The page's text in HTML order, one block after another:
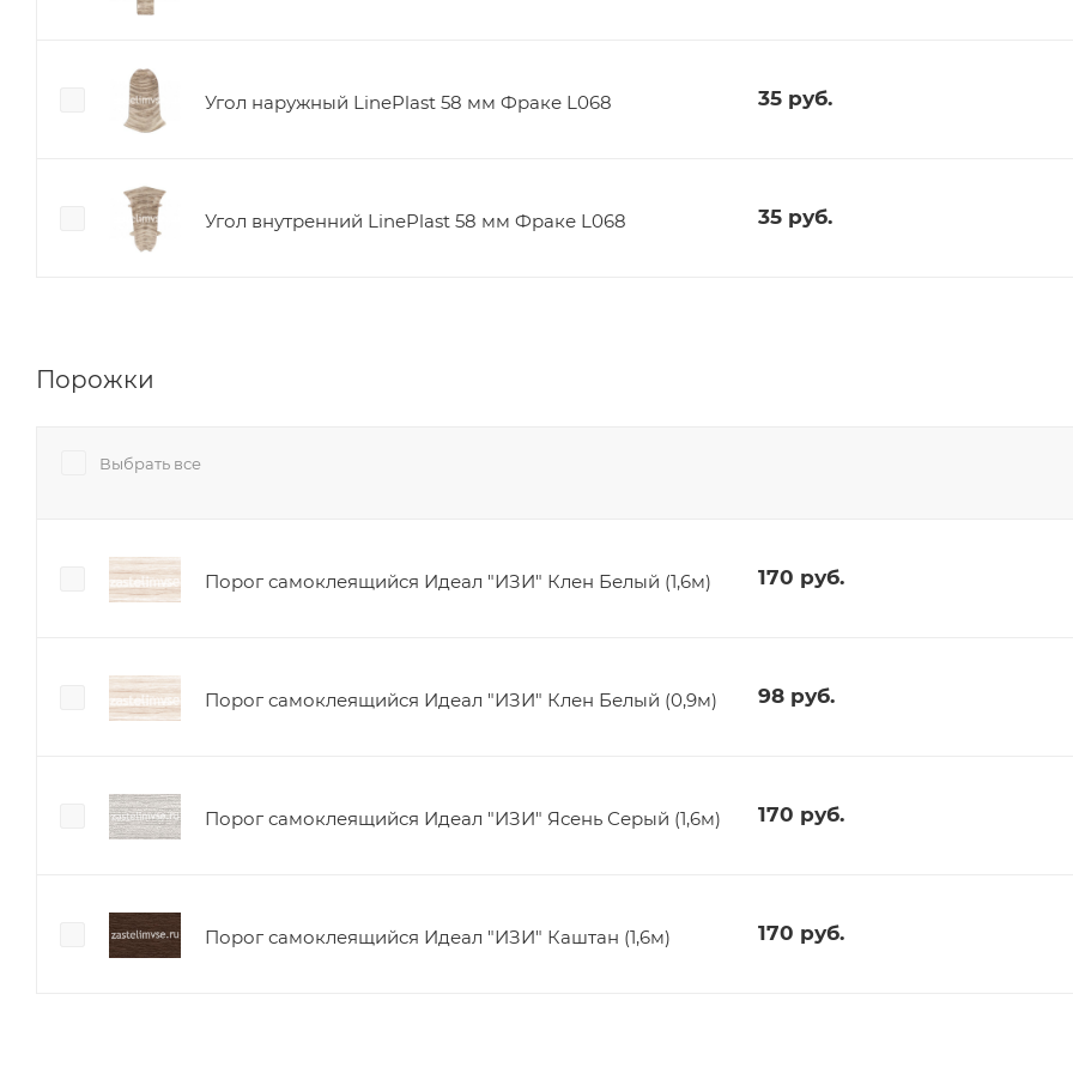
Угол наружный LinePlast 58 мм Фраке L068 35руб.
Угол внутренний LinePlast 58 мм Фраке L068 35руб.
Порожки
Выбрать все
Порог самоклеящийся Идеал "ИЗИ" Клен Белый (1,6м) 170 руб.
Порог самоклеящийся Идеал "ИЗИ" Клен Белый (0,9м) 98руб.
Порог самоклеящийся Идеал "ИЗИ" Ясень Серый (1,6м) 170 руб.
Порог самоклеящийся Идеал "ИЗИ" Каштан (1,6м) 170 руб.